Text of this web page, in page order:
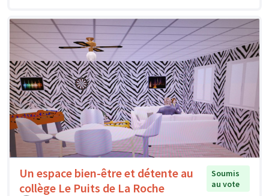
Un espace bien-être et détente au
collège Le Puits de La Roche
Soumis
au vote